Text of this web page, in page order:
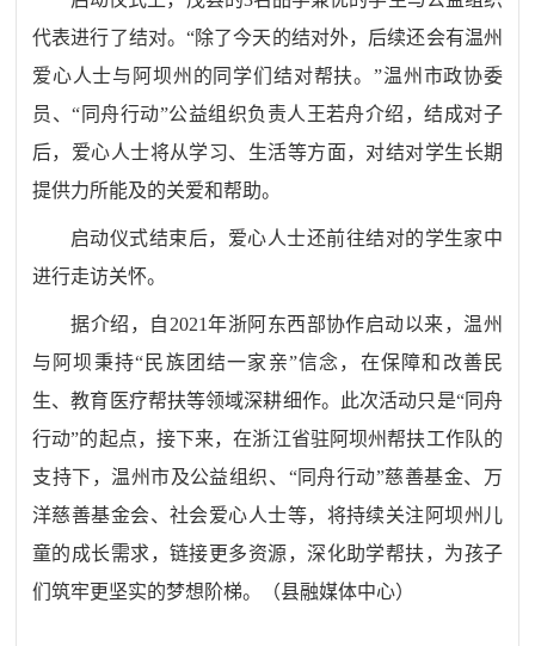
代表进行了结对。 “除了今天的结对外，后续还会有温州
爱心人士与阿坝州的同学们结对帮扶。”温州市政协委
员、“ 同舟行动”公益组织负责人王若舟介绍，结成对子
后，爱心人士将从学习、生活等方面，对结对学生长期
提供力所能及的关爱和帮助。
启动仪式结束后，爱心人士还前往结对的学生家中
进行走访关怀。
据介绍，自 2021年浙阿东西部协作启动以来，温州
与阿坝秉持“ 民族团结一家亲”信念，在保障和改善民
生、教育医疗帮扶等领域深耕细作。此次活动只是“同舟
行动”的起点，接下来，在浙江省驻阿坝州帮扶工作队的
支持下，温州市及公益组织、 “同舟行动”慈善基金、万
洋慈善基金会、社会爱心人士等，将持续关注阿坝州儿
童的成长需求，链接更多资源，深化助学帮扶，为孩子
们筑牢更坚实的梦想阶梯。
（县融媒体中心）